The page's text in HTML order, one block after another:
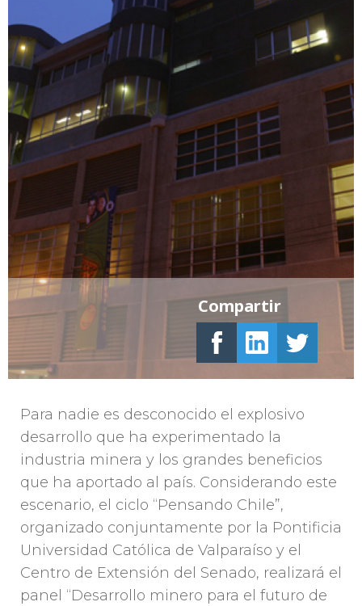
Para nadie es desconocido el explosivo
desarrollo que ha experimentado la
industria minera y los grandes beneficios
que ha aportado al país. Considerando este
escenario, el ciclo “Pensando Chile”,
organizado conjuntamente por la Pontificia
Universidad Católica de Valparaíso y el
Centro de Extensión del Senado, realizará el
panel “Desarrollo minero para el futuro de
Compartir